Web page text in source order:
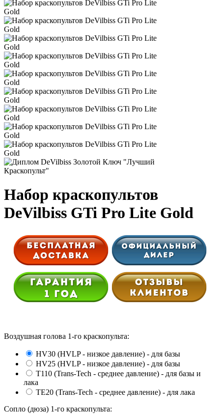
Набор краскопультов
DeVilbiss GTi Pro Lite Gold
Воздушная голова 1-го краскопульта:
HV30 (HVLP - низкое давление) - для базы
HV25 (HVLP - низкое давление) - для базы
Т110 (Trans-Tech - среднее давление) - для базы и
лака
ТЕ20 (Trans-Tech - среднее давление) - для лака
Сопло (дюза) 1-го краскопульта: